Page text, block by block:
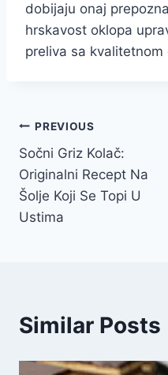
dobijaju onaj
hrskavost oklopa
preliva sa kvalitetnom
Post
navigation
PREVIOUS
Sočni Griz Kolač:
Originalni Recept Na
Šolje Koji Se Topi U
Ustima
Similar Posts